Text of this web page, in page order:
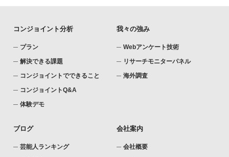
コンジョイント分析
プラン
解決できる課題
コンジョイントでできること
コンジョイントQ&A
体験デモ
我々の強み
Webアンケート技術
リサーチモニターパネル
海外調査
ブログ
芸能人ランキング
会社案内
会社概要